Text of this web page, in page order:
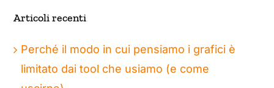
Articoli recenti
Perché il modo in cui pensiamo i grafici è
limitato dai tool che usiamo (e come